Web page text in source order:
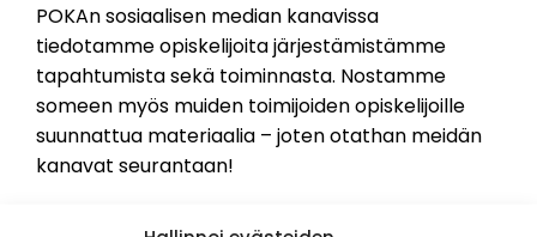
POKAn sosiaalisen median kanavissa
tiedotamme opiskelijoita järjestämistämme
tapahtumista sekä toiminnasta. Nostamme
someen myös muiden toimijoiden opiskelijoille
suunnattua materiaalia – joten otathan meidän
kanavat seurantaan!